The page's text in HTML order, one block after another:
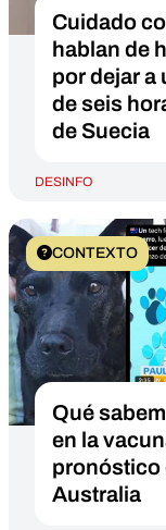
Cuidado
hablan de
por dejar a
de seis
de Suecia
DESINFO
CONTEXTO
Qué
en la
pronóstico
Australia